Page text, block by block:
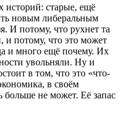
историй: старые, ещё
новым либеральным
И потому, что рухнет та
и потому, что это может
и много ещё почему. Их
увольняли. Ну и
в том, что это «что-
в своём
не может. Её запас